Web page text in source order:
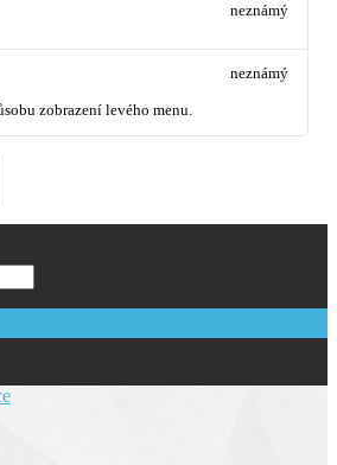
neznámý
zobrazení levého menu.
neznámý